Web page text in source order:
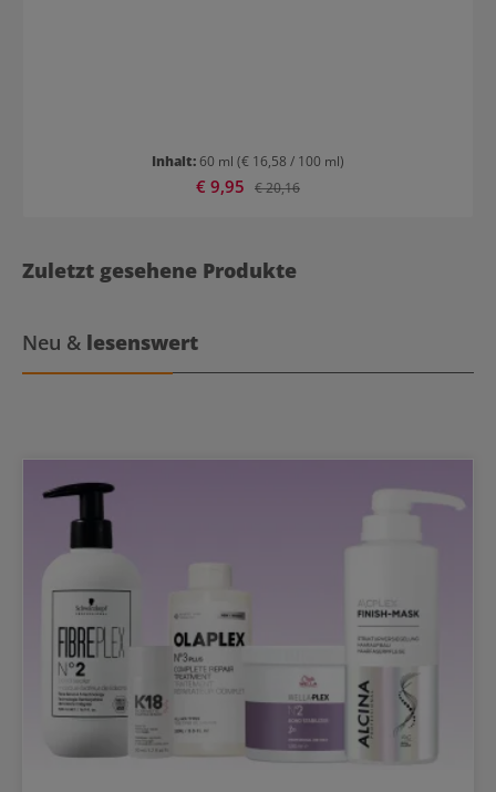
Inhalt: 60 ml (€ 16,58 / 100 ml)
Verkaufspreis:
€ 9,95 Regulärer Preis:
€ 20,16
Zuletzt gesehene Produkte
Neu & lesenswert